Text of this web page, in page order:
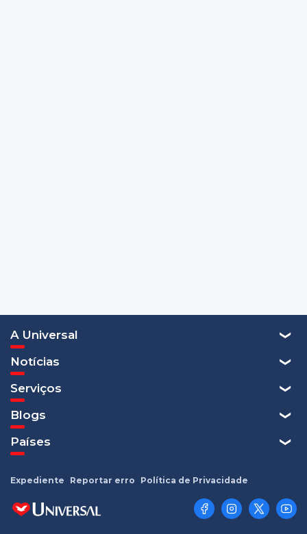
A Universal
Notícias
Serviços
Blogs
Países
Expediente Reportar erro Política de Privacidade